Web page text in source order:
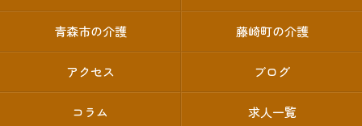
青森市の介護 藤崎町の介護
アクセス ブログ
コラム 求人一覧